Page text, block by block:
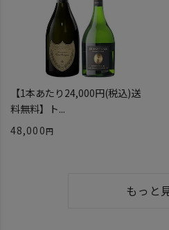
【1本あたり24,000円(税込)送
料無料】ト...
48,000
もっと